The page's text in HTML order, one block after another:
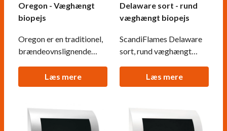
Oregon - Væghængt
biopejs
Oregon er en traditionel,
brændeovnslignende
monteres på væggen
uden behov for en
og stilrene biopejs
efterligner det klassiske
Læs mere
Delaware sort - rund
væghængt biopejs
ScandiFlames Delaware
sort, rund væghængt
elegant kant. Pejsen har
et 1,5 liters brandkar, der
varmeeffekt på 1,76 kW.
Læs mere